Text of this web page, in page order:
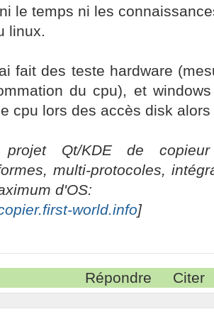
le temps ni les
linux.
fait des teste hardware
du cpu), et
cpu lors des accès disk
projet Qt/KDE de
multi-protocoles,
d'OS:
world.info]
Répondre Citer